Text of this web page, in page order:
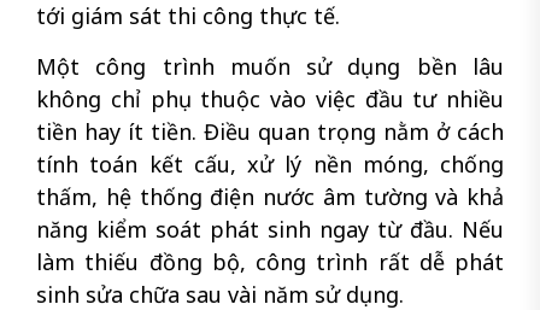
tới giám sát thi công thực tế.
Một công trình muốn sử dụng bền lâu
không chỉ phụ thuộc vào việc đầu tư nhiều
tiền hay ít tiền. Điều quan trọng nằm ở cách
tính toán kết cấu, xử lý nền móng, chống
thấm, hệ thống điện nước âm tường và khả
năng kiểm soát phát sinh ngay từ đầu. Nếu
làm thiếu đồng bộ, công trình rất dễ phát
sinh sửa chữa sau vài năm sử dụng.